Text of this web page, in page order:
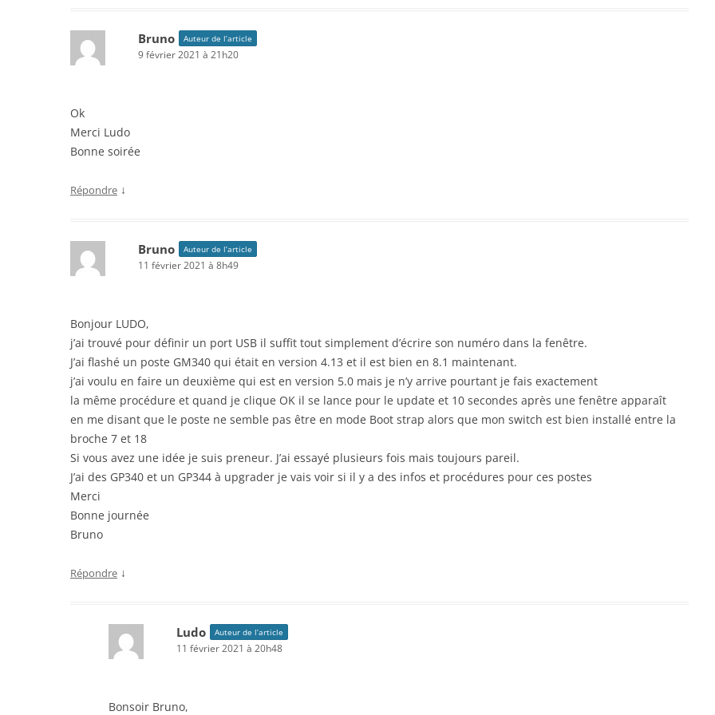
Bruno Auteur de l’article
9 février 2021 à 21h20
Ok
Merci Ludo
Bonne soirée
Répondre ↓
Bruno Auteur de l’article
11 février 2021 à 8h49
Bonjour LUDO,
j’ai trouvé pour définir un port USB il suffit tout simplement d’écrire son numéro dans la fenêtre.
J’ai flashé un poste GM340 qui était en version 4.13 et il est bien en 8.1 maintenant.
j’ai voulu en faire un deuxième qui est en version 5.0 mais je n’y arrive pourtant je fais exactement
la même procédure et quand je clique OK il se lance pour le update et 10 secondes après une fenêtre apparaît
en me disant que le poste ne semble pas être en mode Boot strap alors que mon switch est bien installé entre la
broche 7 et 18
Si vous avez une idée je suis preneur. J’ai essayé plusieurs fois mais toujours pareil.
J’ai des GP340 et un GP344 à upgrader je vais voir si il y a des infos et procédures pour ces postes
Merci
Bonne journée
Bruno
Répondre ↓
Ludo Auteur de l’article
11 février 2021 à 20h48
Bonsoir Bruno,